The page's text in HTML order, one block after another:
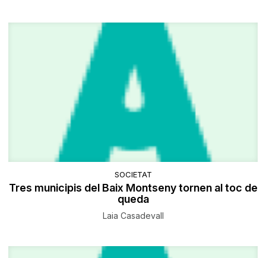
SOCIETAT
Tres municipis del Baix Montseny tornen al toc de
queda
Laia Casadevall